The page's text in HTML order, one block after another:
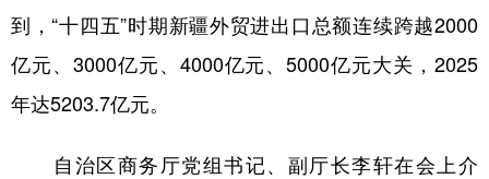
地方频道
北京
到，“十四五”时期新疆外贸进出口总额连续跨越2000
亿元、3000亿元、4000亿元、5000亿元大关，2025
年达5203.7亿元。
自治区商务厅党组书记、副厅长李轩在会上介